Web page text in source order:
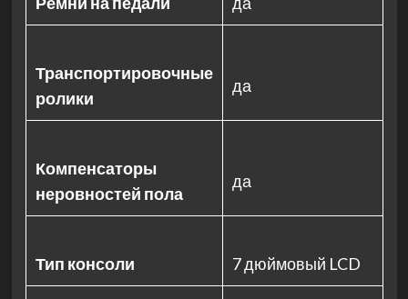
Транспортировочные
ролики
да
Компенсаторы
неровностей пола
да
Тип консоли 7 дюймовый LCD